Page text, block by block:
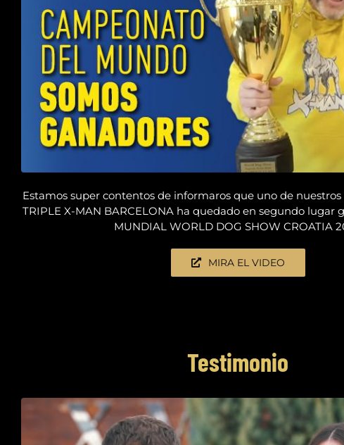
Estamos super contentos de informaros que uno de nuestros
TRIPLE X-MAN BARCELONA ha quedado en segundo lugar
MUNDIAL WORLD DOG SHOW CROATIA
MIRA EL VIDEO
Testimonio